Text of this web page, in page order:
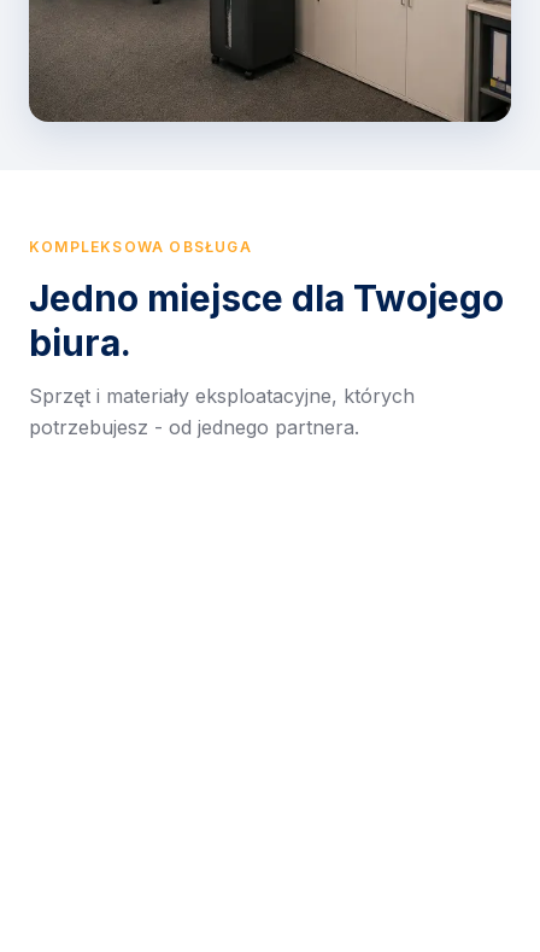
KOMPLEKSOWA OBSŁUGA
Jedno miejsce dla Twojego
biura.
Sprzęt i materiały eksploatacyjne, których
potrzebujesz - od jednego partnera.